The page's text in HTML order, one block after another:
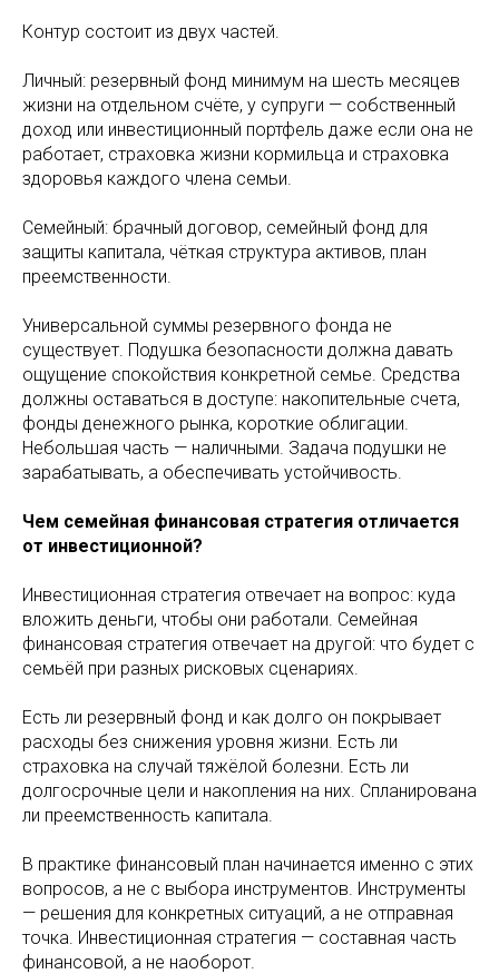
Контур состоит из двух частей.
Личный: резервный фонд минимум на шесть месяцев
жизни на отдельном счёте, у супруги — собственный
доход или инвестиционный портфель даже если она не
работает, страховка жизни кормильца и страховка
здоровья каждого члена семьи.
Семейный: брачный договор, семейный фонд для
защиты капитала, чёткая структура активов, план
преемственности.
Универсальной суммы резервного фонда не
существует. Подушка безопасности должна давать
ощущение спокойствия конкретной семье. Средства
должны оставаться в доступе: накопительные счета,
фонды денежного рынка, короткие облигации.
Небольшая часть — наличными. Задача подушки не
зарабатывать, а обеспечивать устойчивость.
Чем семейная финансовая стратегия отличается
от инвестиционной?
Инвестиционная стратегия отвечает на вопрос: куда
вложить деньги, чтобы они работали. Семейная
финансовая стратегия отвечает на другой: что будет с
семьёй при разных рисковых сценариях.
Есть ли резервный фонд и как долго он покрывает
расходы без снижения уровня жизни. Есть ли
страховка на случай тяжёлой болезни. Есть ли
долгосрочные цели и накопления на них. Спланирована
ли преемственность капитала.
В практике финансовый план начинается именно с этих
вопросов, а не с выбора инструментов. Инструменты
— решения для конкретных ситуаций, а не отправная
точка. Инвестиционная стратегия — составная часть
финансовой, а не наоборот.